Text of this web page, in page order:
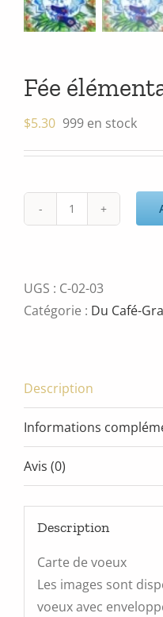
Fée
$5.30 999 en stock
quantité
élémentale
de
UGS : C-02-03
Catégorie : Du Café-
Description
Informations
Avis (0)
Description
Carte de voeux
Les images sont
voeux avec